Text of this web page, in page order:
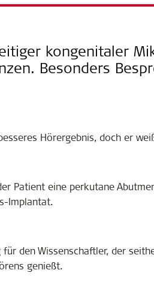
kongenitaler
Besonders
Hörergebnis, doch er
Patient eine perkutane
Implantat.
für den Wissenschaftler, der
genießt.